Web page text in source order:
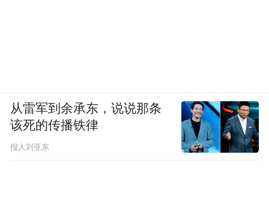
从雷军到余承东，说说那条
该死的传播铁律
报人刘亚东